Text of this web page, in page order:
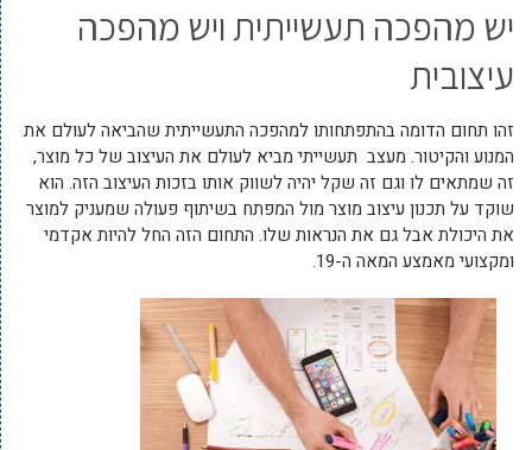
יש מהפכה תעשייתית ויש מהפכה
עיצובית
זהו תחום הדומה בהתפתחותו למהפכה התעשייתית שהביאה לעולם את
המנוע והקיטור. מעצב תעשייתי מביא לעולם את העיצוב של כל מוצר,
זה שמתאים לו וגם זה שקל יהיה לשווק אותו בזכות העיצוב הזה. הוא
שוקד על תכנון עיצוב מוצר מול המפתח בשיתוף פעולה שמעניק למוצר
את היכולת אבל גם את הנראות שלו. התחום הזה החל להיות אקדמי
ומקצועי מאמצע המאה ה-19.